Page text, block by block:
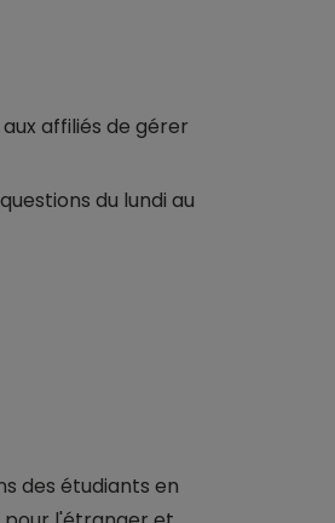
affiliés de gérer
du lundi au
des étudiants en